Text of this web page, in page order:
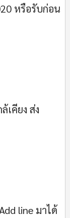
หรือรับก่อน
เคียง ส่ง
line มาได้